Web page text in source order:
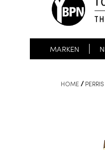
MARKEN
HOME